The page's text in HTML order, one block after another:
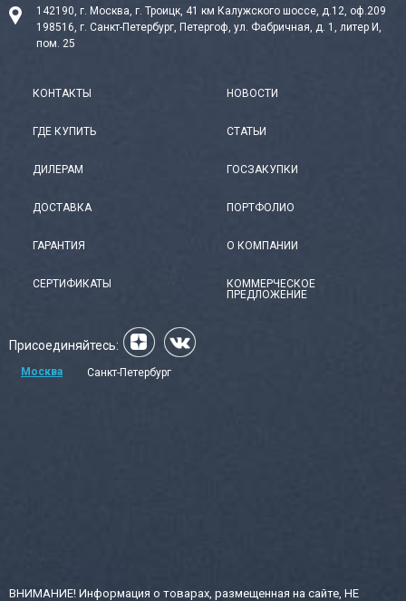
142190, г. Москва, г. Троицк, 41 км Калужского шоссе, д.12, оф.209
198516, г. Санкт-Петербург, Петергоф, ул. Фабричная, д. 1, литер И,
пом. 25
КОНТАКТЫ
ГДЕ КУПИТЬ
ДИЛЕРАМ
ДОСТАВКА
ГАРАНТИЯ
СЕРТИФИКАТЫ
НОВОСТИ
СТАТЬИ
ГОСЗАКУПКИ
ПОРТФОЛИО
О КОМПАНИИ
КОММЕРЧЕСКОЕ
ПРЕДЛОЖЕНИЕ
Присоединяйтесь:
Москва Санкт-Петербург
ВНИМАНИЕ! Информация о товарах, размещенная на сайте, НЕ